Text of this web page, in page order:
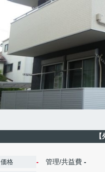
【
価格 - 管理/共益費 -